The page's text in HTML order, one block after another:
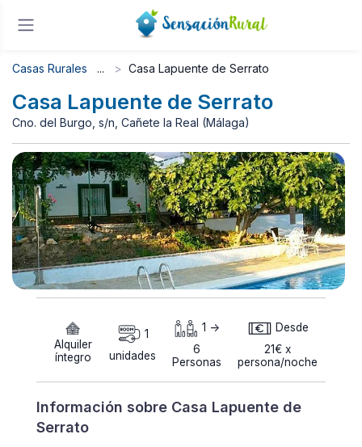
Casas Rurales Casa Lapuente de Serrato
Casa Lapuente de Serrato
Cno. del Burgo, s/n, Cañete la Real (Málaga)
Alquiler
íntegro
1
unidades
1 ->
6
Personas
Desde
21€ x
persona/noche
Información sobre Casa Lapuente de
Serrato